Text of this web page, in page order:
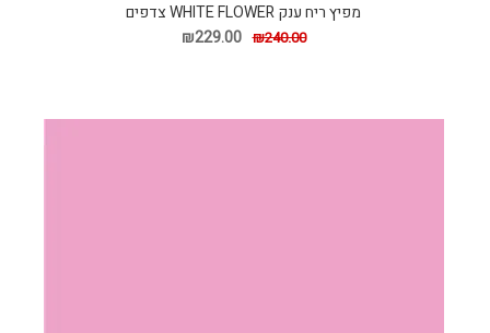
מפיץ ריח ענק WHITE FLOWER צדפים
₪240.00
₪229.00